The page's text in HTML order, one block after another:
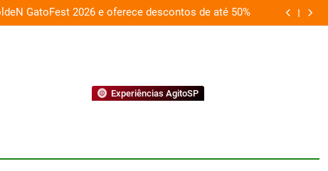
GatoFest 2026 e oferece descontos de até 50% Guaraná
Experiências AgitoSP